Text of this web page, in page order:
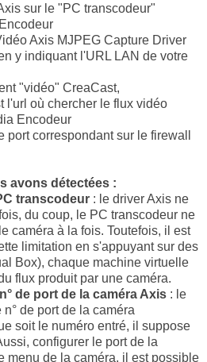
sur le "PC transcodeur"
Axis MJPEG Capture Driver
y indiquant l'URL LAN de votre
"vidéo" CreaCast,
l'url où chercher le flux vidéo
Encodeur
correspondant sur le firewall
avons détectées :
transcodeur : le driver Axis ne
du coup, le PC transcodeur ne
caméra à la fois. Toutefois, il est
limitation en s'appuyant sur des
Box), chaque machine virtuelle
flux produit par une caméra.
de port de la caméra Axis : le
de port de la caméra
soit le numéro entré, il suppose
configurer le port de la
menu de la caméra, il est possible